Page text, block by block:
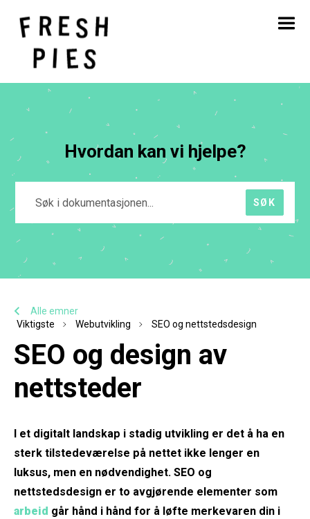
Hjem
Om
Vårt arbeid
Hvordan kan vi hjelpe?
SØK
Alle emner
Viktigste
Webutvikling SEO og nettstedsdesign
SEO og design av
nettsteder
I et digitalt landskap i stadig utvikling er det å ha en
sterk tilstedeværelse på nettet ikke lenger en
luksus, men en nødvendighet. SEO og
nettstedsdesign er to avgjørende elementer som
arbeid går hånd i hånd for å løfte merkevaren din i